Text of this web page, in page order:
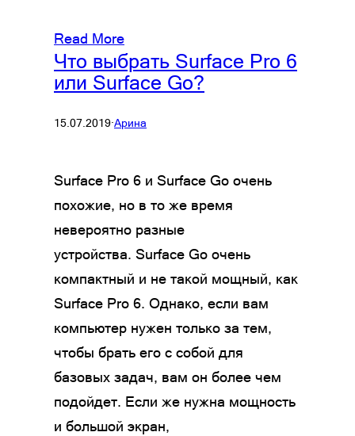
Read More
Что выбрать Surface Pro 6
или Surface Go?
15.07.2019·Арина
Surface Pro 6 и Surface Go очень
похожие, но в то же время
невероятно разные
устройства. Surface Go очень
компактный и не такой мощный, как
Surface Pro 6. Однако, если вам
компьютер нужен только за тем,
чтобы брать его с собой для
базовых задач, вам он более чем
подойдет. Если же нужна мощность
и большой экран,